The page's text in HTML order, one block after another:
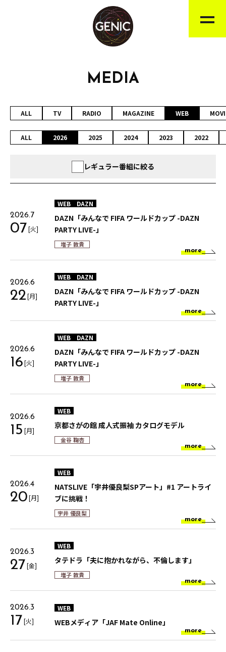
MEDIA
ALL TV RADIO MAGAZINE WEB
ALL 2026 2025 2024 2023 2022
レギュラー番組に絞る
2026.7
07[火]
WEB DAZN
DAZN「みんなで FIFA ワールドカップ -DAZN
PARTY LIVE-」
増子 敦貴
more
2026.6
22[月]
WEB DAZN
DAZN「みんなで FIFA ワールドカップ -DAZN
PARTY LIVE-」
more
2026.6
16[火]
WEB DAZN
DAZN「みんなで FIFA ワールドカップ -DAZN
PARTY LIVE-」
増子 敦貴
more
2026.6
15 [月]
WEB
京都さがの館 成人式振袖 カタログモデル
金谷 鞠杏
more
2026.4
20[月]
WEB
NATSLIVE「宇井優良梨SPアート」#1 アートライ
ブに挑戦！
宇井 優良梨
more
2026.3
27[金]
WEB
タテドラ「夫に抱かれながら、不倫します」
増子 敦貴
more
2026.3
17[火]
WEB
WEBメディア「JAF Mate Online」
more